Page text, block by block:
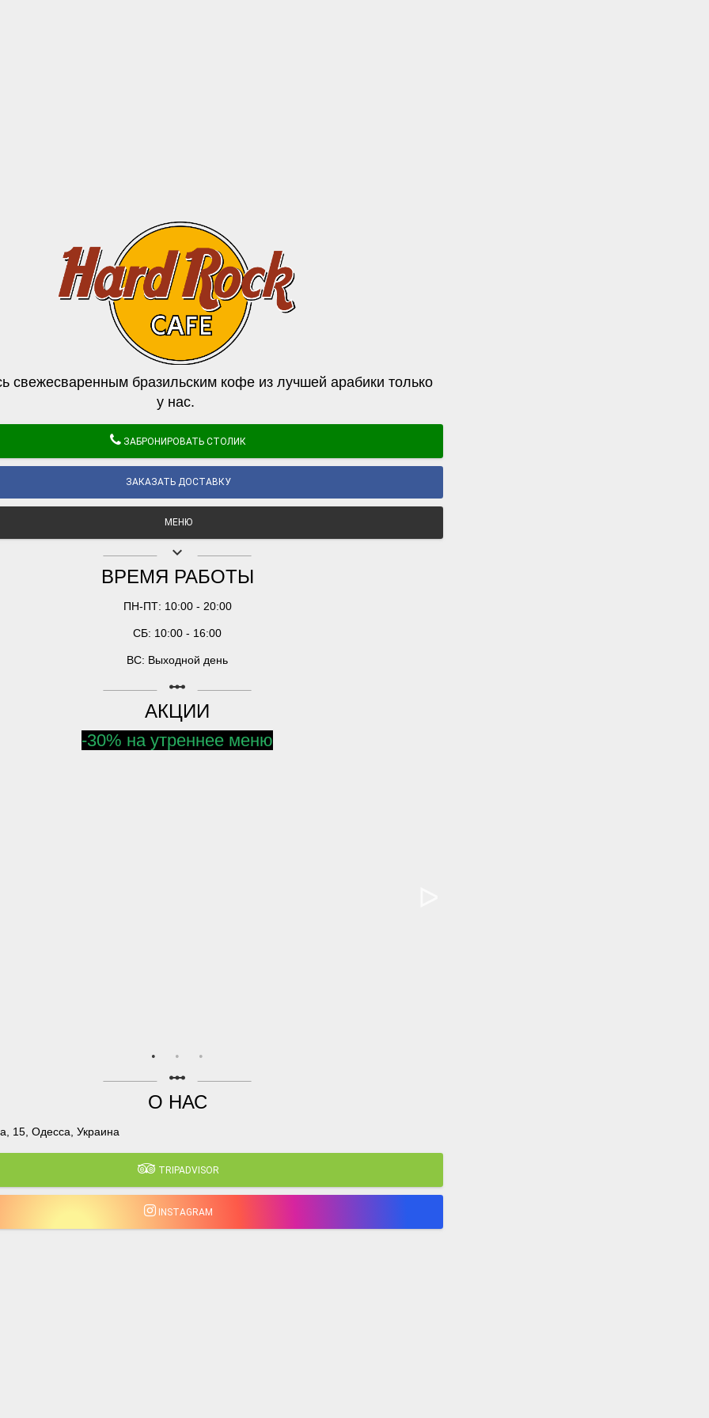
свежесваренным бразильским кофе из лучшей арабики только
у нас.
ЗАБРОНИРОВАТЬ СТОЛИК
ЗАКАЗАТЬ ДОСТАВКУ
МЕНЮ
keyboard_arrow_down
ВРЕМЯ РАБОТЫ
ПН-ПТ: 10:00 - 20:00
СБ: 10:00 - 16:00
ВС: Выходной день
linear_scale
АКЦИИ
-30% на утреннее меню
linear_scale
О НАС
15, Одесса, Украина
TRIPADVISOR
INSTAGRAM